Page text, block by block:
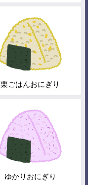
栗ごはんおにぎり
ゆかりおにぎり